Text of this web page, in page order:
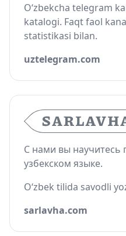
O‘zbekcha telegram
katalogi. Faqt faol
statistikasi bilan.
uztelegram.com
С нами вы научитесь
узбекском языке.
O‘zbek tilida savodli
sarlavha.com